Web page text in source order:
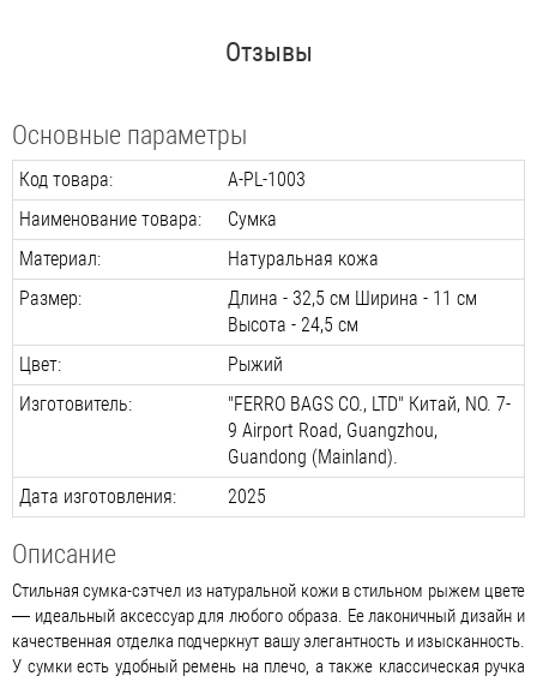
Отзывы
Основные параметры
Код товара:
A-PL-1003
Наименование товара:
Сумка
Материал:
Натуральная кожа
Размер:
Длина - 32,5 см Ширина - 11 см
Высота - 24,5 см
Цвет:
Рыжий
Изготовитель:
"FERRO BAGS CO., LTD" Китай, NO. 7-
9 Airport Road, Guangzhou,
Guandong (Mainland).
Дата изготовления:
2025
Описание
Стильная сумка-сэтчел из натуральной кожи в стильном рыжем цвете
— идеальный аксессуар для любого образа. Ее лаконичный дизайн и
качественная отделка подчеркнут вашу элегантность и изысканность.
У сумки есть удобный ремень на плечо, а также классическая ручка